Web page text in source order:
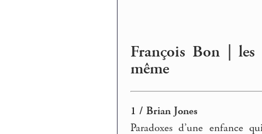
François Bon | les
même
1 / Brian Jones
Paradoxes d’une enfance